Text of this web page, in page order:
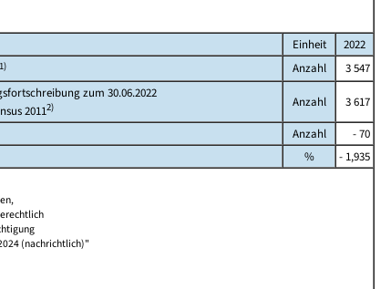
Einheit
2022
1) Anzahl
3 547
zum 30.06.2022
20112) Anzahl 3 617
Anzahl
- 70
%
- 1,935
(nachrichtlich)"